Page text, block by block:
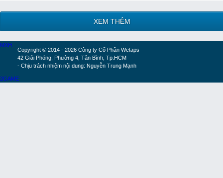
XEM THÊM
Copyright © 2014 - 2026 Công ty Cổ Phần Wetaps
42 Giải Phóng, Phường 4, Tân Bình, Tp.HCM
- Chịu trách nhiệm nội dung: Nguyễn Trung Mạnh
MXH
2GAME